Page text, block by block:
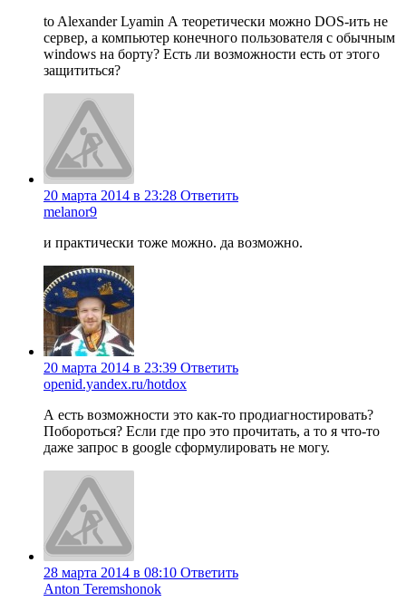
to Alexander Lyamin А теоретически можно DOS-ить не
сервер, а компьютер конечного пользователя с обычным
windows на борту? Есть ли возможности есть от этого
защититься?
20 марта 2014 в 23:28 Ответить
melanor9
и практически тоже можно. да возможно.
20 марта 2014 в 23:39 Ответить
openid.yandex.ru/hotdox
А есть возможности это как-то продиагностировать?
Побороться? Если где про это прочитать, а то я что-то
даже запрос в google сформулировать не могу.
28 марта 2014 в 08:10 Ответить
Anton Teremshonok